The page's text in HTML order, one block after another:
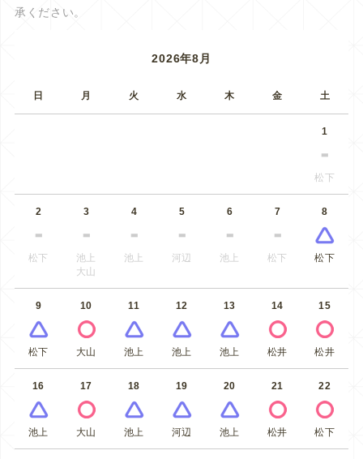
承ください。
2026年8月
日 月 火 水 木 金 土
1
松下
2
松下
3
池上
大山
4
池上
5
河辺
6
池上
7
松下
8
松下
9
松下
10
大山
11
池上
12
池上
13
池上
14
松井
15
松井
16
池上
17
大山
18
池上
19
河辺
20
池上
21
松井
22
松下